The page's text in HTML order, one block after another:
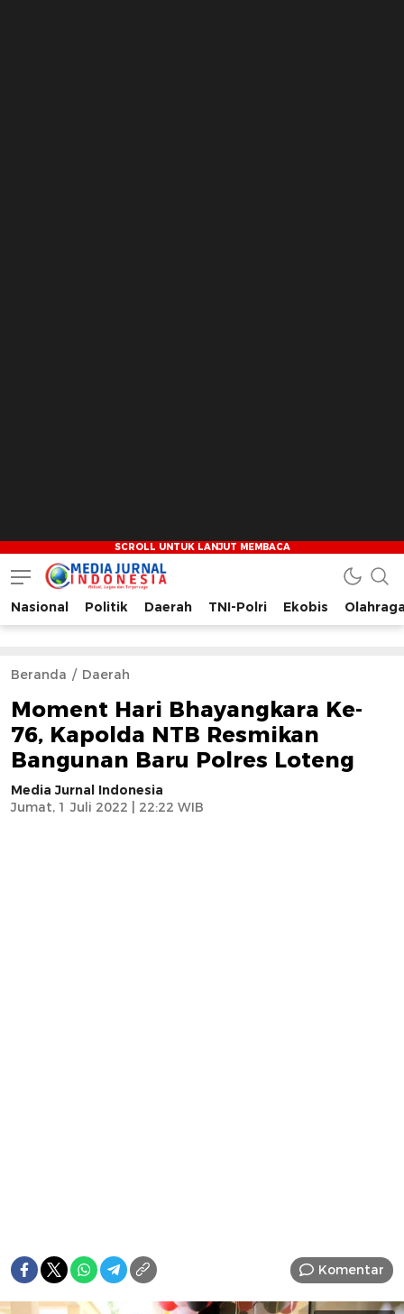
Media Jurnal Indonesia
Bersama Membangun Indonesia
Nasional Politik Daerah TNI-Polri Ekobis
Beranda Daerah
Moment Hari Bhayangkara Ke-
76, Kapolda NTB Resmikan
Bangunan Baru Polres Loteng
Media Jurnal Indonesia
Jumat, 1 Juli 2022 | 22:22 WIB
Komentar